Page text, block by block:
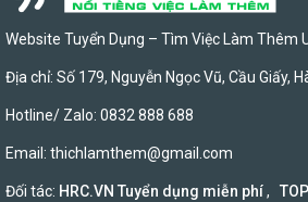
Website Tuyển Dụng – Tìm Việc Làm Thêm
Địa chỉ: Số 179, Nguyễn Ngọc Vũ, Cầu Giấy,
Hotline/ Zalo: 0832 888 688
Email: thichlamthem@gmail.com
Đối tác: HRC.VN Tuyển dụng miễn phí,